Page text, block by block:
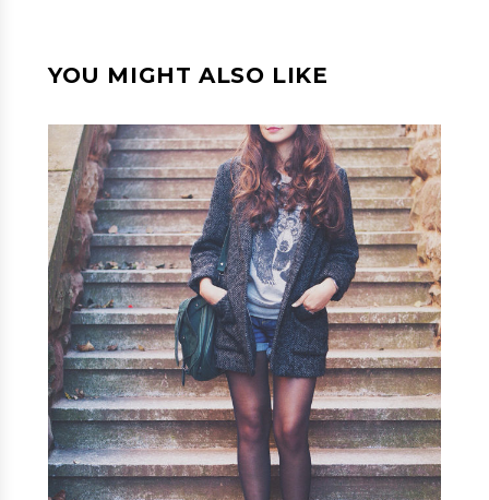
YOU MIGHT ALSO LIKE